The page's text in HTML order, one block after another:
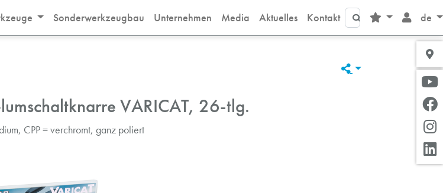
Sonderwerkzeugbau Unternehmen Media Aktuelles Kontakt Suche de
VARICAT, 26-tlg.
CPP = verchromt, ganz poliert